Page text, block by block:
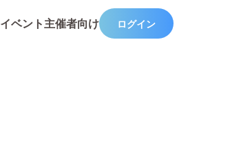
イベント主催者向け ログイン